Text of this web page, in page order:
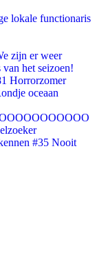
lokale functionaris
zijn er weer
het seizoen!
Horrorzomer
oceaan
#35 Nooit